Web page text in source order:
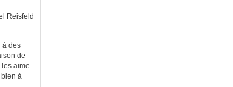
Reisfeld
à des
de
les aime
bien à